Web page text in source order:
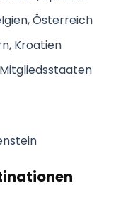
Österreich
Kroatien